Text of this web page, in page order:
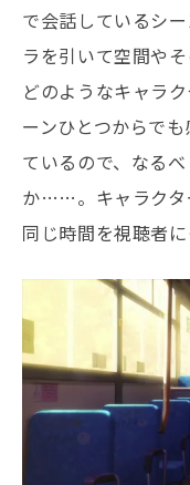
で会話しているシ
ラを引いて空間や
どのようなキャラ
ーンひとつからで
ているので、なる
か……。キャラクタ
同じ時間を視聴者